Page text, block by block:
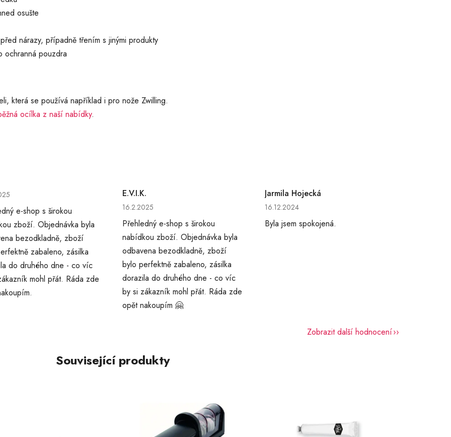
osušte
nárazy, případně třením s jinými produkty
pouzdra
která se používá například i pro nože Zwilling.
ocílka z naší nabídky.
obchodu je 5 z 5 hvězdiček.
e-shop s širokou
zboží. Objednávka byla
bezodkladně, zboží
zabaleno, zásilka
do druhého dne - co víc
mohl přát. Ráda zde
E.V.I.K.
Hodnocení obchodu je 5 z 5 hvězdiček.
16.2.2025
Přehledný e-shop s širokou
nabídkou zboží. Objednávka byla
odbavena bezodkladně, zboží
bylo perfektně zabaleno, zásilka
dorazila do druhého dne - co víc
by si zákazník mohl přát. Ráda zde
opět nakoupím 🤗
Jarmila Hojecká
Hodnocení obchodu je 5 z 5 hvězdiček.
16.12.2024
Byla jsem spokojená.
Zobrazit další hodnocení
Související produkty